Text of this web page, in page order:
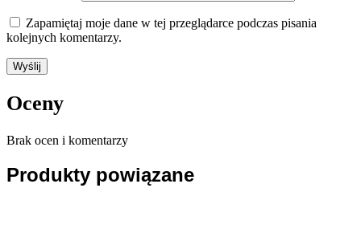
Zapamiętaj moje dane w tej przeglądarce podczas pisania
kolejnych komentarzy.
Oceny
Brak ocen i komentarzy
Produkty powiązane